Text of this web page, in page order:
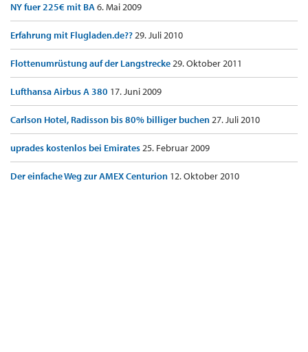
NY fuer 225€ mit BA6. Mai 2009
Erfahrung mit Flugladen.de??29. Juli 2010
Flottenumrüstung auf der Langstrecke29. Oktober 2011
Lufthansa Airbus A 380 17. Juni 2009
Carlson Hotel, Radisson bis 80% billiger buchen27. Juli 2010
uprades kostenlos bei Emirates25. Februar 2009
Der einfache Weg zur AMEX Centurion 12. Oktober 2010